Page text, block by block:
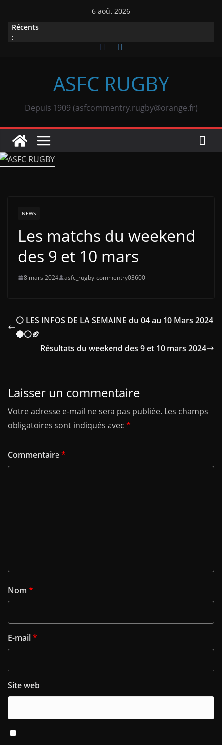
contenu
6 août 2026
Récents
:
ASFC RUGBY
Depuis 1909 (asfcommentry.rugby@orange.fr)
NEWS
Les matchs du weekend
des 9 et 10 mars
8 mars 2024 asfc_rugby-commentry03600
⚪ LES INFOS DE LA SEMAINE du 04 au 10 Mars 2024
🔴⚪🏉
Résultats du weekend des 9 et 10 mars 2024
Laisser un commentaire
Votre adresse e-mail ne sera pas publiée. Les champs
obligatoires sont indiqués avec *
Commentaire*
Nom *
E-mail*
Site web